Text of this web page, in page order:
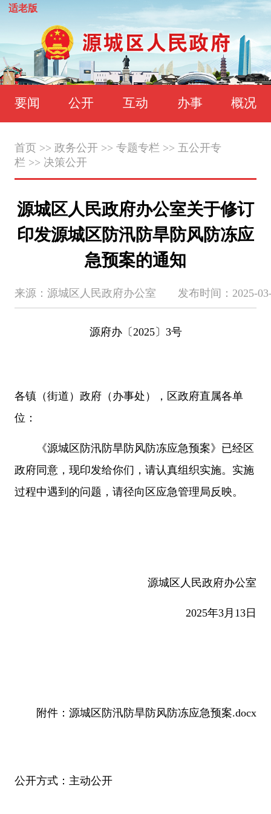
适老版
要闻 公开 互动 办事 概况
首页 >> 政务公开>> 专题专栏 >> 五公开专
栏 >> 决策公开
源城区人民政府办公室关于修订
印发源城区防汛防旱防风防冻应
急预案的通知
来源：源城区人民政府办公室 发布时间：2025-03-
源府办〔2025〕3号
各镇（街道）政府（办事处），区政府直属各单
位：
《源城区防汛防旱防风防冻应急预案》已经区
政府同意，现印发给你们，请认真组织实施。实施
过程中遇到的问题，请径向区应急管理局反映。
源城区人民政府办公室
2025年3月13日
附件：源城区防汛防旱防风防冻应急预案.docx
公开方式：主动公开